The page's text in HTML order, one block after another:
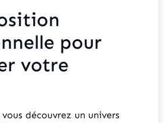
pour
votre
découvrez un univers